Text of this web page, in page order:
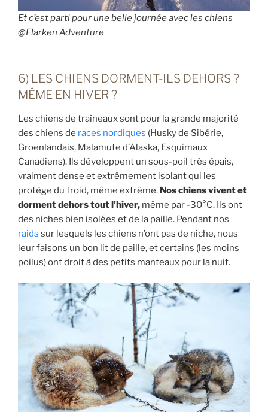
Et c’est parti pour une belle journée avec les chiens
@Flarken Adventure
6) LES CHIENS DORMENT-ILS DEHORS ?
MÊME EN HIVER ?
Les chiens de traîneaux sont pour la grande majorité
des chiens de races nordiques (Husky de Sibérie,
Groenlandais, Malamute d’Alaska, Esquimaux
Canadiens). Ils développent un sous-poil très épais,
vraiment dense et extrêmement isolant qui les
protège du froid, même extrême. Nos chiens vivent et
dorment dehors tout l’hiver, même par -30°C. Ils ont
des niches bien isolées et de la paille. Pendant nos
raids sur lesquels les chiens n’ont pas de niche, nous
leur faisons un bon lit de paille, et certains (les moins
poilus) ont droit à des petits manteaux pour la nuit.